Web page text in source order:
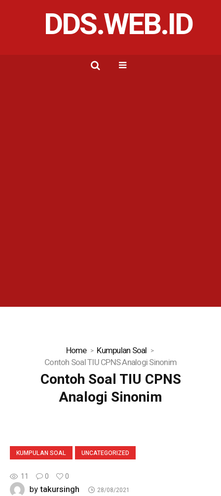
DDS.WEB.ID
Home
Kumpulan Soal
Contoh Soal TIU CPNS Analogi Sinonim
Contoh Soal TIU CPNS
Analogi Sinonim
KUMPULAN SOAL UNCATEGORIZED
11 0 0
bytakursingh 28/08/2021